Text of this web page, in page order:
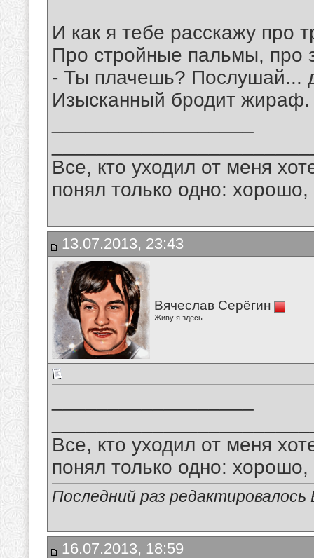
И как я тебе расскажу про
Про стройные пальмы, про
- Ты плачешь? Послушай...
Изысканный бродит жираф.
Все, кто уходил от меня
понял только одно:
13.07.2013, 23:43
Вячеслав Серёгин
Живу я здесь
Все, кто уходил от меня
понял только одно:
Последний раз
16.07.2013, 18:59